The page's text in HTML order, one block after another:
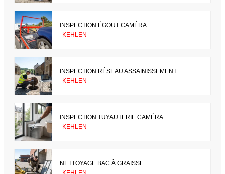
INSPECTION ÉGOUT CAMÉRA
KEHLEN
INSPECTION RÉSEAU ASSAINISSEMENT
KEHLEN
INSPECTION TUYAUTERIE CAMÉRA
KEHLEN
NETTOYAGE BAC À GRAISSE